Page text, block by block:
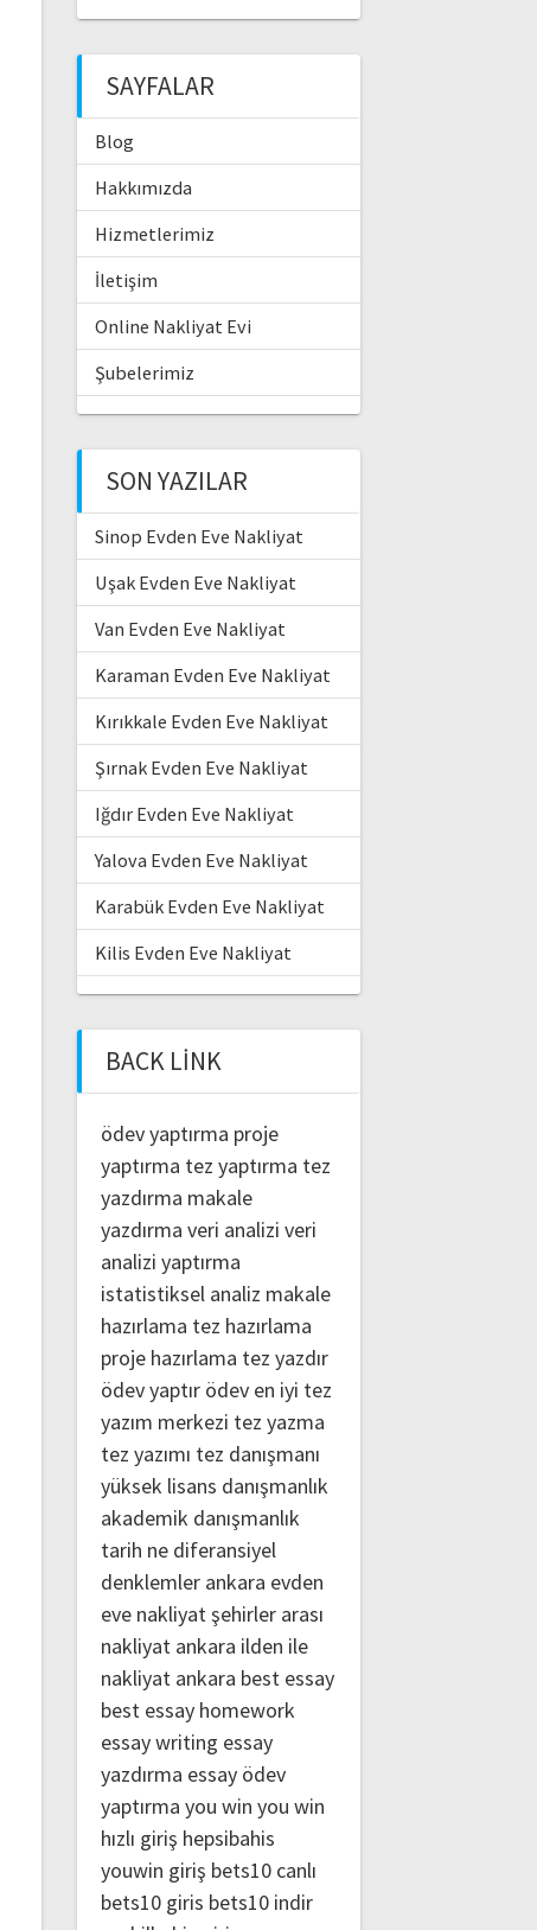
SAYFALAR
Blog
Hakkımızda
Hizmetlerimiz
İletişim
Online Nakliyat Evi
Şubelerimiz
SON YAZILAR
Sinop Evden Eve Nakliyat
Uşak Evden Eve Nakliyat
Van Evden Eve Nakliyat
Karaman Evden Eve Nakliyat
Kırıkkale Evden Eve Nakliyat
Şırnak Evden Eve Nakliyat
Iğdır Evden Eve Nakliyat
Yalova Evden Eve Nakliyat
Karabük Evden Eve Nakliyat
Kilis Evden Eve Nakliyat
BACK LINK
ödev yaptırma proje
yaptırma tez yaptırma tez
yazdırma makale
yazdırma veri analizi veri
analizi yaptırma
istatistiksel analiz makale
hazırlama tez hazırlama
proje hazırlama tez yazdır
ödev yaptır ödev en iyi tez
yazım merkezi tez yazma
tez yazımı tez danışmanı
yüksek lisans danışmanlık
akademik danışmanlık
tarih ne diferansiyel
denklemler ankara evden
eve nakliyatşehirler arası
nakliyat ankara ilden ile
nakliyat ankara best essay
best essay homework
essay writing essay
yazdırma essay ödev
yaptırma you win you win
hızlı giriş hepsibahis
youwin giriş bets10 canlı
bets10 giris bets10 indir